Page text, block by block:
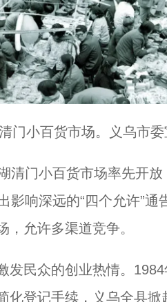
门小百货市场。义乌市
门小百货市场率先开放
影响深远的“四个允许”
，允许多渠道竞争。
民众的创业热情。1984
化登记手续，义乌全县